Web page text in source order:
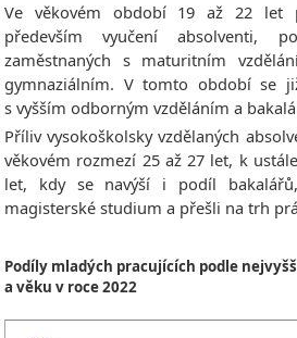
Ve věkovém období 19 až 22 let
především vyučení absolventi,
zaměstnaných s maturitním
gymnaziálním. V tomto období se
s vyšším odborným vzděláním a
Příliv vysokoškolsky vzdělaných
věkovém rozmezí 25 až 27 let, k
let, kdy se navýší i podíl
magisterské studium a přešli na trh
Podíly mladých pracujících podle
a věku v roce 2022